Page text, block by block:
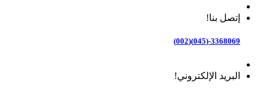
إتصل بنا!
3368069-(045)(002)
البريد الإلكتروني!